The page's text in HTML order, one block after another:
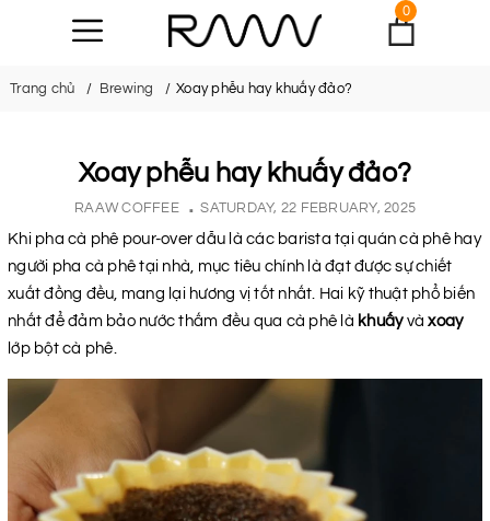
0
Trang chủ Brewing Xoay phễu hay khuấy đảo?
Xoay phễu hay khuấy đảo?
RAAW COFFEE SATURDAY, 22 FEBRUARY, 2025
Khi pha cà phê pour-over dẫu là các barista tại quán cà phê hay
người pha cà phê tại nhà, mục tiêu chính là đạt được sự chiết
xuất đồng đều, mang lại hương vị tốt nhất. Hai kỹ thuật phổ biến
nhất để đảm bảo nước thấm đều qua cà phê là khuấyvàxoay
lớp bột cà phê.